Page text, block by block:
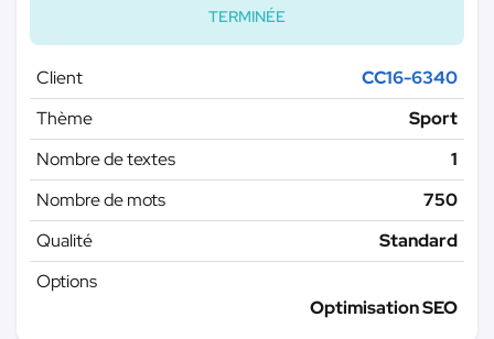
TERMINÉE
Client
CC16-6340
Thème
Sport
Nombre de textes
1
Nombre de mots
750
Qualité
Standard
Options
Optimisation SEO